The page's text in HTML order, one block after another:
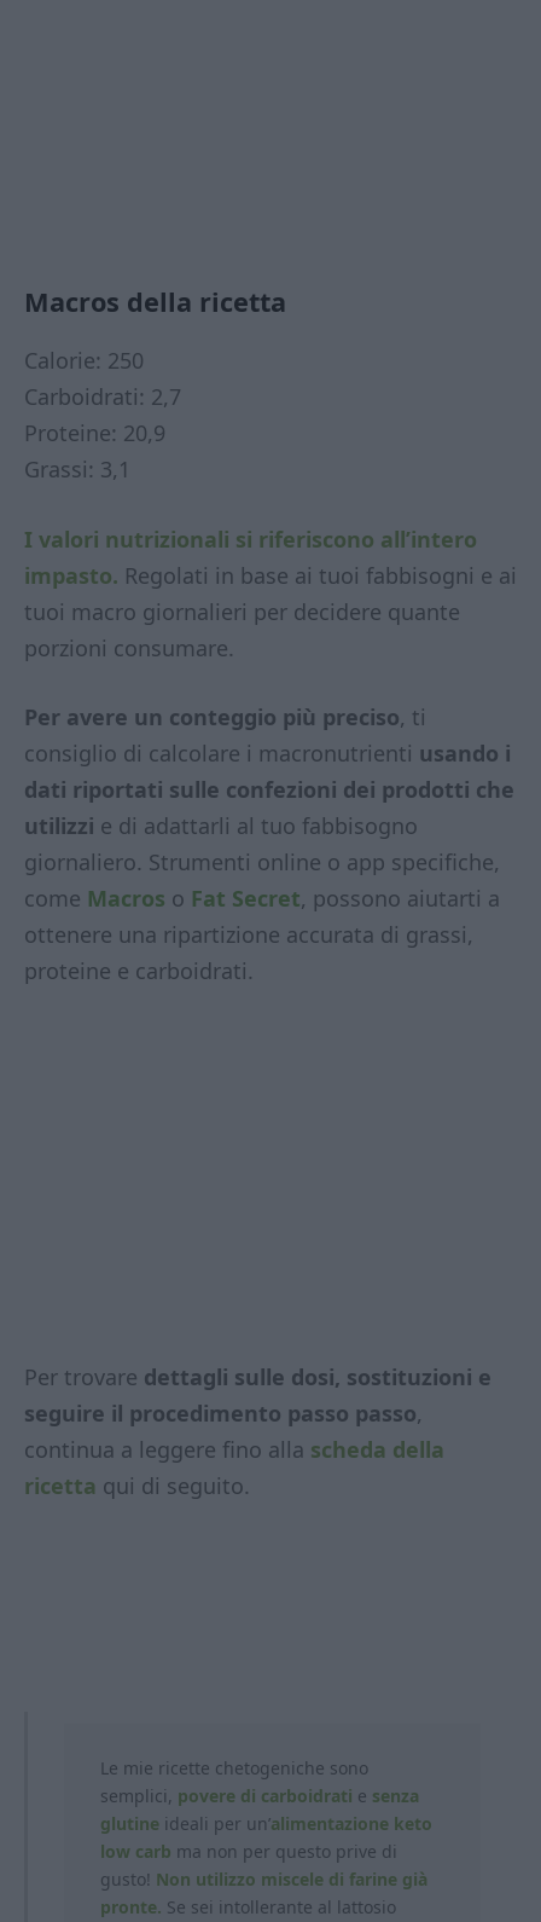
Macros della ricetta
Calorie: 250
Carboidrati: 2,7
Proteine: 20,9
Grassi: 3,1
I valori nutrizionali si riferiscono all’intero
impasto. Regolati in base ai tuoi fabbisogni e ai
tuoi macro giornalieri per decidere quante
porzioni consumare.
Per avere un conteggio più preciso, ti
consiglio di calcolare i macronutrienti usando i
dati riportati sulle confezioni dei prodotti che
utilizzi e di adattarli al tuo fabbisogno
giornaliero. Strumenti online o app specifiche,
come Macros o Fat Secret, possono aiutarti a
ottenere una ripartizione accurata di grassi,
proteine e carboidrati.
Per trovare dettagli sulle dosi, sostituzioni e
seguire il procedimento passo passo,
continua a leggere fino alla scheda della
ricetta qui di seguito.
Le mie ricette chetogeniche sono
semplici, povere di carboidrati e senza
glutine ideali per un’alimentazione keto
low carb ma non per questo prive di
gusto! Non utilizzo miscele di farine già
pronte. Se sei intollerante al lattosio